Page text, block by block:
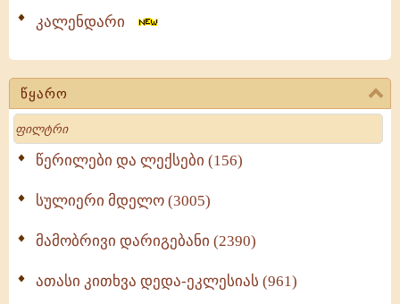
კალენდარი
წყარო
Search
წერილები და ლექსები (156)
სულიერი მდელო (3005)
მამობრივი დარიგებანი (2390)
ათასი კითხვა დედა-ეკლესიას (961)